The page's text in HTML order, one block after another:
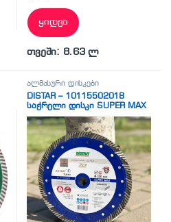
ყიდვა
თვეში: 8.63 ლ
ალმასური დისკები
DISTAR – 10115502018
საჭრელი დისკი SUPER MAX